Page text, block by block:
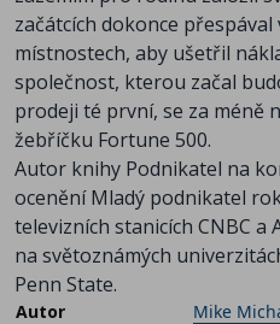
začátcích dokonce
místnostech, aby ušetřil
společnost, kterou začal
prodeji té první, se za méně
žebříčku Fortune 500.
Autor knihy Podnikatel na
ocenění Mladý podnikatel
televizních stanicích CNBC a
na světoznámých
Penn State.
Autor
Mike